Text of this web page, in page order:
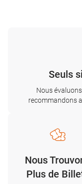
Seuls
Nous
recommandons
Nous
Plus de